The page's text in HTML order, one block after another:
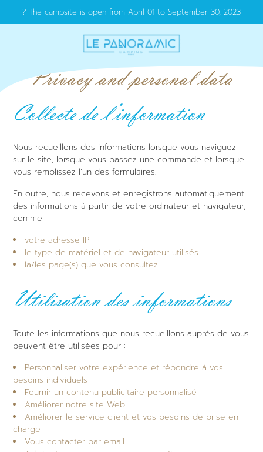
Privacy and personal data
Collecte de l’information
Nous recueillons des informations lorsque vous naviguez
sur le site, lorsque vous passez une commande et lorsque
vous remplissez l’un des formulaires.
En outre, nous recevons et enregistrons automatiquement
des informations à partir de votre ordinateur et navigateur,
comme :
votre adresse IP
le type de matériel et de navigateur utilisés
la/les page(s) que vous consultez
Utilisation des informations
Toute les informations que nous recueillons auprès de vous
peuvent être utilisées pour :
Personnaliser votre expérience et répondre à vos
besoins individuels
Fournir un contenu publicitaire personnalisé
Améliorer notre site Web
Améliorer le service client et vos besoins de prise en
charge
Vous contacter par email
? The campsite is open from April 01 to September 30, 2023